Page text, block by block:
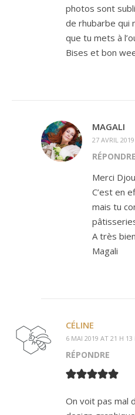
photos sont
de rhubarbe qui
que tu mets à
Bises et bon
MAGALI
27 AVRIL
RÉPONDRE
Merci
C’est en
mais tu
A très
Magali
CÉLINE
6 MAI 2019 AT 21 H 13
RÉPONDRE
On voit pas mal